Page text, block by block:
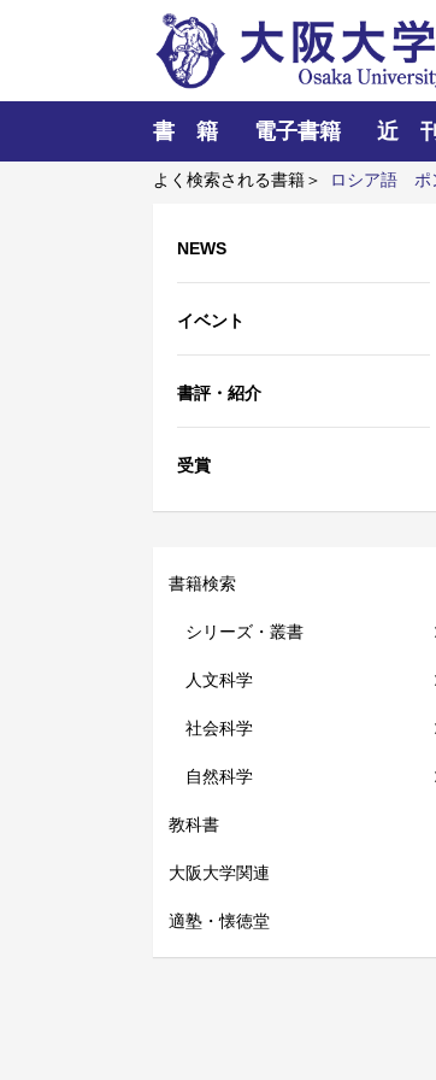
書 籍 電子書籍 近 刊
よく検索される書籍＞ ロシア語 ポ
NEWS
イベント
書評・紹介
受賞
書籍検索
シリーズ・叢書
人文科学
社会科学
自然科学
教科書
大阪大学関連
適塾・懐徳堂